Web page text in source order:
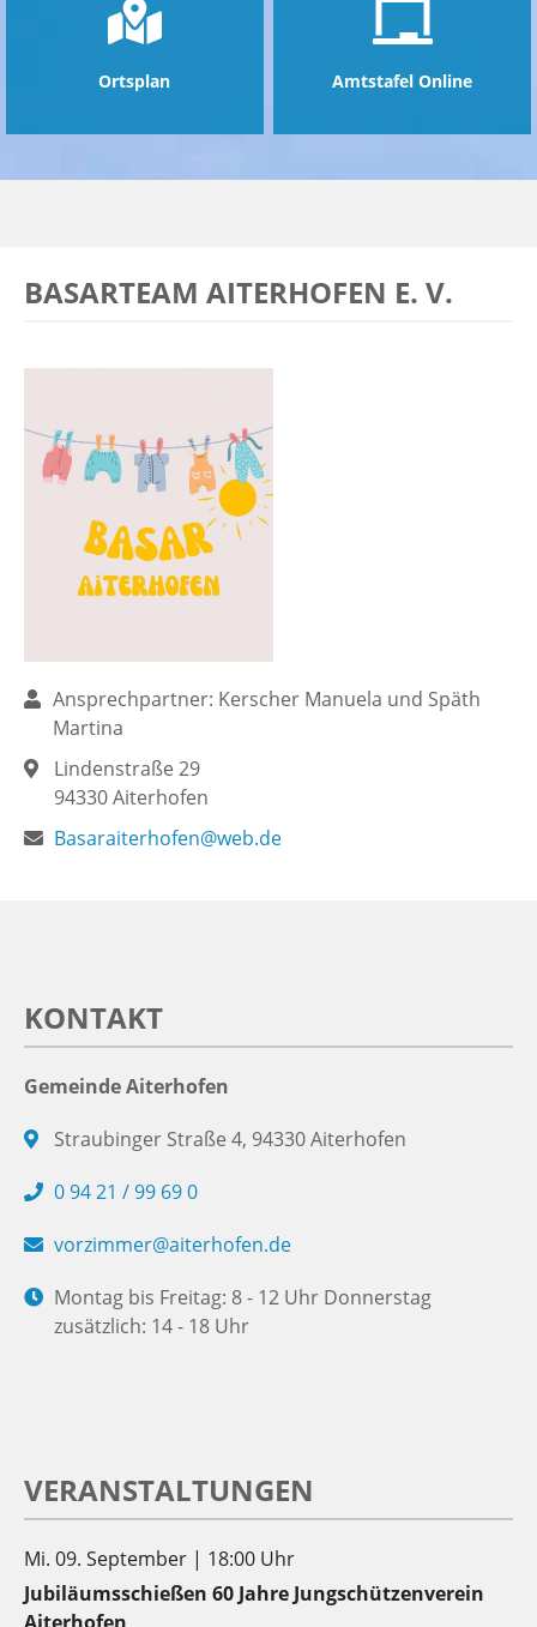
Ortsplan Amtstafel Online
BASARTEAM AITERHOFEN E. V.
Ansprechpartner: Kerscher Manuela und Späth
Martina
Lindenstraße 29
94330Aiterhofen
Basaraiterhofen@web.de
KONTAKT
Gemeinde Aiterhofen
Straubinger Straße 4, 94330 Aiterhofen
0 94 21 / 99 69 0
vorzimmer@aiterhofen.de
Montag bis Freitag: 8 - 12 Uhr Donnerstag
zusätzlich: 14 - 18 Uhr
VERANSTALTUNGEN
Mi. 09. September | 18:00 Uhr
Jubiläumsschießen 60 Jahre Jungschützenverein
Aiterhofen